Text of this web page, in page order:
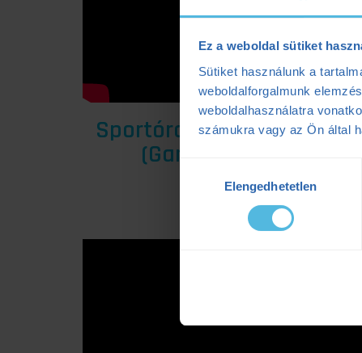
Ez a weboldal sütiket
Sütiket használunk a
weboldalforgalmunk
weboldalhasználatra
számukra vagy az Ön által
kiválasztásaElengedhetetlen
Sportóra összekapcsolása
(Garmin és Polar)